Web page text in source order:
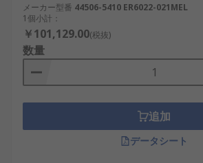
メーカー型番 44506-5410 ER6022-021MEL
1個小計：
￥101,129.00(税抜)
数量
追加
データシート